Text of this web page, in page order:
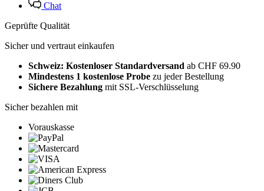
Chat
Geprüfte Qualität
Sicher und vertraut einkaufen
Schweiz: Kostenloser Standardversand ab CHF 69.90
Mindestens 1 kostenlose Probe zu jeder Bestellung
Sichere Bezahlung mit SSL-Verschlüsselung
Sicher bezahlen mit
Vorauskasse